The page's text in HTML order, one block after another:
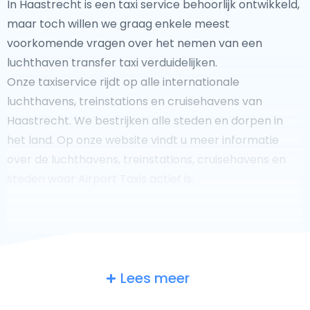
In Haastrecht is een taxi service behoorlijk ontwikkeld,
maar toch willen we graag enkele meest
voorkomende vragen over het nemen van een
luchthaven transfer taxi verduidelijken.
Onze taxiservice rijdt op alle internationale
luchthavens, treinstations en cruisehavens van
Haastrecht. We bestrijken alle steden en dorpen in
het land. Op onze website vindt u meer informatie
over de luchthavens, treinstations, cruisehavens en
Lees meer